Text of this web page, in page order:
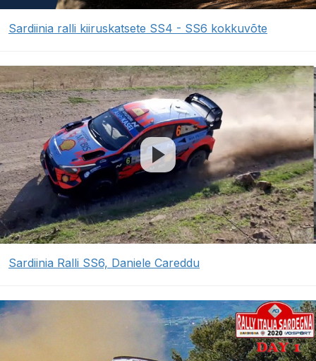
Sardiinia ralli kiiruskatsete SS4 - SS6 kokkuvõte
Sardiinia Ralli SS6, Daniele Careddu